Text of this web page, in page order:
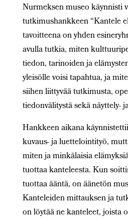
Nurmeksen museo käynnisti
tutkimushankkeen “Kantele
tavoitteena on yhden
avulla tutkia, miten
tiedon, tarinoiden ja
yleisölle voisi tapahtua, ja
siihen liittyvää tutkimusta,
tiedonvälitystä sekä näyttely-
Hankkeen aikana
kuvaus- ja luettelointityö,
miten ja minkälaisia
tuottaa kanteleesta. Kun
tuottaa ääntä, on äänetön
Kanteleiden mittauksen ja
on löytää ne kanteleet, joista